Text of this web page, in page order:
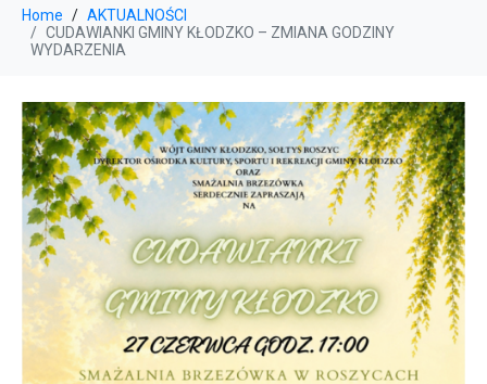
Home
AKTUALNOŚCI
CUDAWIANKI GMINY KŁODZKO – ZMIANA GODZINY
WYDARZENIA